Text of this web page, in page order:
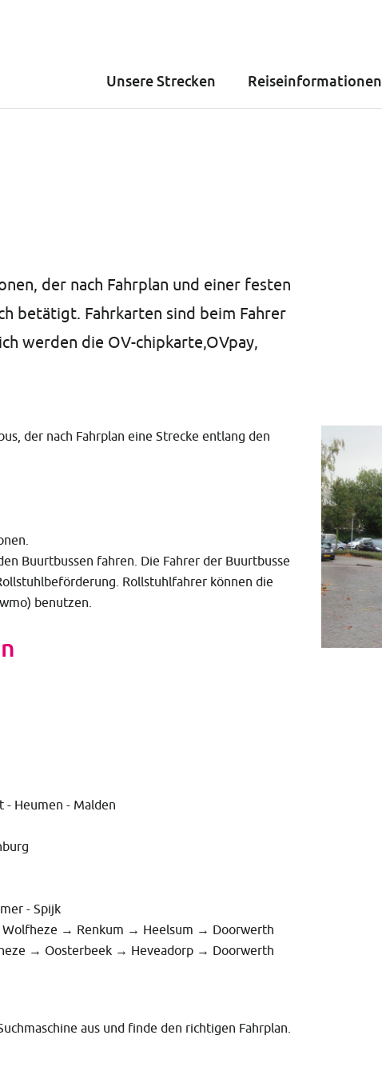
Unsere Strecken Reiseinformationen
der nach Fahrplan und einer festen
betätigt. Fahrkarten sind beim Fahrer
werden die OV-chipkarte,OVpay,
der nach Fahrplan eine Strecke entlang den
Buurtbussen fahren. Die Fahrer der Buurtbusse
Rollstuhlfahrer können die
benutzen.
- Heumen - Malden
- Spijk
Wolfheze → Renkum → Heelsum → Doorwerth
→ Oosterbeek → Heveadorp → Doorwerth
aus und finde den richtigen Fahrplan.